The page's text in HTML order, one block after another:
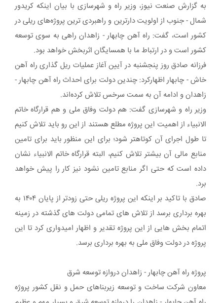
به گزارش صنعت نیوز، وزیر راه و شهرسازی با بیان اینکه کریدور
شمال - جنوب از اولویت دارترین و راهبردی ترین پروژه‌های ریلی در
کشور است، گفت: راه آهن چابهار - زاهدان راهی به سوی توسعه
کشور است و در ارتباط ما با همسایگان اثربخش خواهد بود.
فرزانه صادق روز پنجشنبه در آیین آغاز عملیات ریل گذاری راه آهن
خاش - چابهار اظهارکرد: چندین دولت برای احداث راه آهن چابهار -
زاهدان و ادامه آن به سمت سرخس تلاش کرده‌اند.
وزیر راه و شهرسازی گفت: هم دولت وفاق ملی و هم قرارگاه خاتم
الانبیاء از اهمیت این پروژه مطلع هستند از این رو باید تلاش کنیم
تا طول اجرای آن کوتاهتر شود؛ برای این منظور باید برای تامین
منابع مالی آن بیشتر تلاش کنیم، البته قرارگاه خاتم الانبیاء نشان
داده است که حتی اگر منابع تامین نشود نیز کار را پیش خواهد
برد.
صادق با تاکید بر اینکه این پروژه ریلی حتی زودتر از پایان ۱۴۰۴ به
بهره برداری برسد از تلاش های تمامی دولت های گذشته در زمینه
اتمام بخش هایی از این پروژه تقدیر و اظهار امیدواری کرد تا این
پروژه در دولت وفاق ملی به بهره برداری برسد.
پروژه راه آهن چابهار - زاهدان دروازه توسعه شرق
معاون شرکت ساخت و توسعه زیربناهای حمل و نقل کشور پروژه